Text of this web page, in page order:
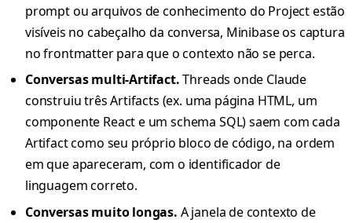
prompt ou arquivos de conhecimento do Project estão
visíveis no cabeçalho da conversa, Minibase os captura
no frontmatter para que o contexto não se perca.
Conversas multi-Artifact.Threads onde Claude
construiu três Artifacts (ex. uma página HTML, um
componente React e um schema SQL) saem com cada
Artifact como seu próprio bloco de código, na ordem
em que apareceram, com o identificador de
linguagem correto.
Conversas muito longas. A janela de contexto de